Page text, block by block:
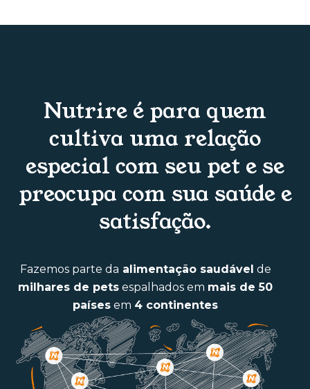
Nutrire é para quem
cultiva uma relação
especial com seu pet e se
preocupa com sua saúde e
satisfação.
Fazemos parte da alimentação saudável de
milhares de pets espalhados em mais de 50
países em 4 continentes